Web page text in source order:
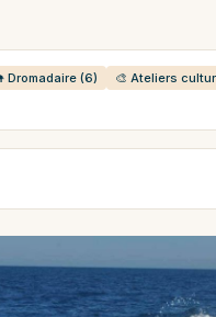
Dromadaire (6)
🎨 Ateliers